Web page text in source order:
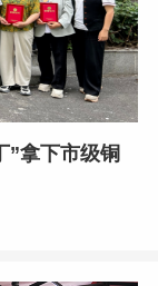
”拿下市级铜